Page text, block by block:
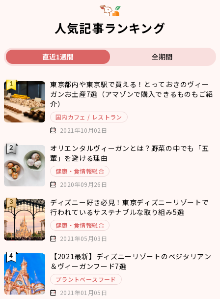
人気記事ランキング
直近1週間 全期間
東京都内や東京駅で買える！とっておきのヴィー
ガンお土産7選（アマゾンで購入できるものもご紹
介）
国内カフェ / レストラン
2021年10月02日
オリエンタルヴィーガンとは？野菜の中でも「五
葷」を避ける理由
健康・食情報総合
2020年09月26日
ディズニー好き必見！東京ディズニーリゾートで
行われているサステナブルな取り組み5選
健康・食情報総合
2021年05月03日
【2021最新】ディズニーリゾートのベジタリアン
＆ヴィーガンフード7選
プラントベースフード
2021年01月05日